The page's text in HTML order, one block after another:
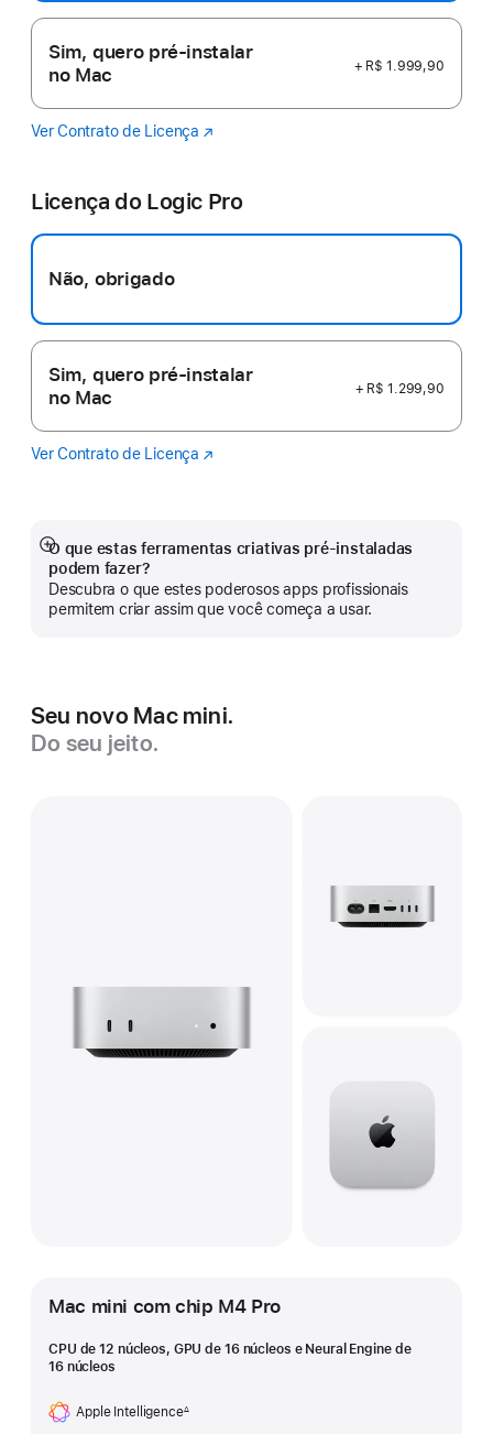
Sim, quero pré-instalar
no Mac
+ R$ 1.999,90
Ver Contrato de Licença Final
(o
em
nova
Licença do Logic Pro
Não, obrigado
Sim, quero pré-instalar
no Mac
+ R$ 1.299,90
Ver Contrato de Licença Logic
(o
uma
janela)
O que estas ferramentas criativas pré-instaladas
podem fazer?
Descubra o que estes poderosos apps profissionais
permitem criar assim que você começa a usar.
Mostrar
mais
Seu novo Mac mini.
Do seu jeito.
Mac mini com chip M4 Pro
CPU de 12 núcleos, GPU de 16 núcleos e Neural Engine de
16 núcleos
Apple Intelligence
Nota
∆